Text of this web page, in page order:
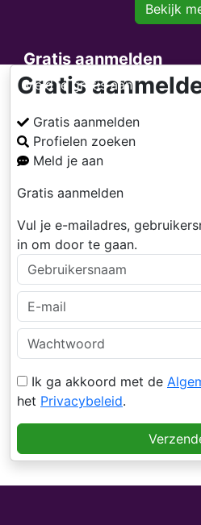
Bekijk
Gratis aanmelden
Meld je gratis aan
Gratis
Gratis aanmelden
Profielen zoeken
Meld je aan
Gratis aanmelden
Vul je e-mailadres,
in om door te gaan.
Ik ga akkoord met de
het Privacybeleid.